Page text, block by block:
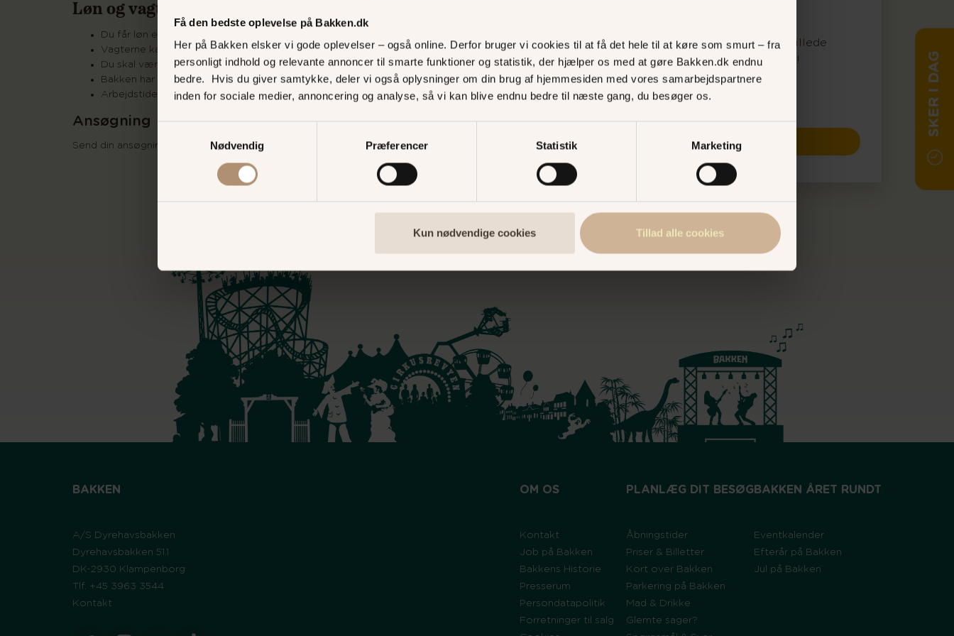
Få den bedste oplevelse på Bakken.dk
Her på Bakken elsker vi gode oplevelser – også online. Derfor bruger vi cookies til at få det hele til at køre som smurt – fra
personligt indhold og relevante annoncer til smarte funktioner og statistik, der hjælper os med at gøre Bakken.dk endnu
bedre. Hvis du giver samtykke, deler vi også oplysninger om din brug af hjemmesiden med vores samarbejdspartnere
inden for sociale medier, annoncering og analyse, så vi kan blive endnu bedre til næste gang, du besøger os.
Nødvendig
Præferencer Statistik Marketing
Kun nødvendige cookies Tillad alle cookies
SKER I DAG
Løn og vagter
Du får løn efter overenskomst med 3F
Vagterne kan variere fra middag til aftenvagter - du bestemmer selv.
Du skal være mindst 18 år for at arbejde i Spøgelsesslottet.
Bakken har åbent fra 27. marts til 13. september
Arbejdstiden kommer til at være mellem 11-23
Ansøgning
Send din ansøgning samt billede af dig selv til idemo@bakken.dk
Send din ansøgning med billede
tilidemo@bakken.dk i dag!
ANSØGNINGSFRIST
Snarest muligt
SPØGELSESTOGET
BAKKEN
A/S Dyrehavsbakken
Dyrehavsbakken 51.1
DK-2930 Klampenborg
Tlf. +45 3963 3544
Kontakt
OM OS
Kontakt
Job på Bakken
Bakkens Historie
Presserum
Persondatapolitik
Forretninger til salg
PLANLÆG DIT BESØG
Åbningstider
Priser & Billetter
Kort over Bakken
Parkering på Bakken
Mad & Drikke
Glemte sager?
BAKKEN ÅRET RUNDT
Eventkalender
Efterår på Bakken
Jul på Bakken